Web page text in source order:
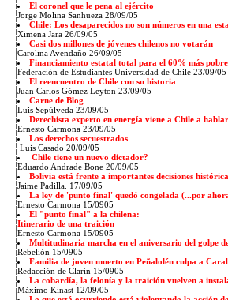
El coronel que le pena al ejército
Jorge Molina Sanhueza 28/09/05
Chile: Los desaparecidos no son números en una
Ximena Jara 26/09/05
Casi dos millones de jóvenes chilenos no votarán
Carolina Avendaño 26/09/05
Financiamiento estatal total para el 60% más pobre
Federación de Estudiantes Universidad de Chile 23/09/05
El reencuentro de Chile con su historia
Juan Carlos Gómez Leyton 23/09/05
Carne de Blog
Luis Sepúlveda 23/09/05
Derechista experto en energía viene a Chile a
Ernesto Carmona 23/09/05
Los derechos secuestrados
Luis Casado 20/09/05
Chile tiene un nuevo dictador?
Eduardo Andrade Bone 20/09/05
Bolivia está frente a importantes decisiones
Jaime Padilla. 17/09/05
La ley de 'punto final' quedó congelada (...por
Ernesto Carmona 15/0905
El "punto final" a la chilena:
Itinerario de una traición
Ernesto Carmona 15/0905
Multitudinaria marcha en el aniversario del golpe
Rebelión 15/0905
Familia de joven muerto en Peñalolén culpa a
Redacción de Clarín 15/0905
La cobardía, la felonía y la traición vuelven a
Máximo Kinast 12/09/05